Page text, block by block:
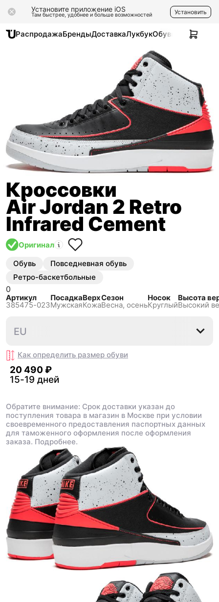
Установите приложение iOS
Там быстрее, удобнее и больше возможностей Установить
РаспродажаБрендыДоставкаЛукбукОбувь Одежда
Кроссовки
Air Jordan 2 Retro
Infrared Cement
Оригинал
Обувь
Повседневная обувь
Ретро-баскетбольные
0
Артикул
385475-023
Посадка
Мужская
Верх
Кожа
Сезон
Весна, осень
Носок
Круглый
Высота
Высокий
EU
Как определить размер обуви
20 490 ₽
15-19 дней
Обратите внимание: Срок доставки указан до
поступления товара в магазин в Москве при условии
своевременного предоставления паспортных данных
для таможенного оформления после оформления
заказа. Подробнее.